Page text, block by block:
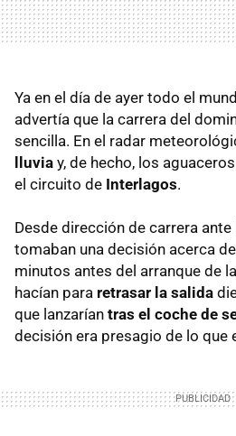
Ya en el día de ayer todo el
advertía que la carrera del
sencilla. En el radar
lluvia y, de hecho, los
el circuito de Interlagos.
Desde dirección de carrera ante
tomaban una decisión acerca
minutos antes del arranque de
hacían para retrasar la salida
que lanzarían tras el coche de
decisión era presagio de lo que